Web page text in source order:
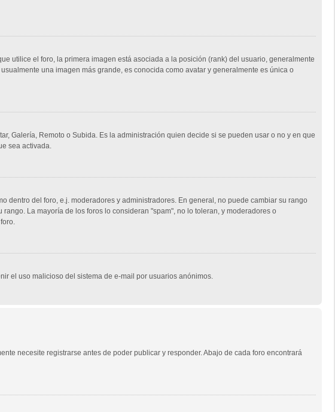
utilice el foro, la primera imagen está asociada a la posición (rank) del usuario, generalmente
una imagen más grande, es conocida como avatar y generalmente es única o
Galería, Remoto o Subida. Es la administración quien decide si se pueden usar o no y en que
sea activada.
del foro, e.j. moderadores y administradores. En general, no puede cambiar su rango
La mayoría de los foros lo consideran "spam", no lo toleran, y moderadores o
el uso malicioso del sistema de e-mail por usuarios anónimos.
necesite registrarse antes de poder publicar y responder. Abajo de cada foro encontrará